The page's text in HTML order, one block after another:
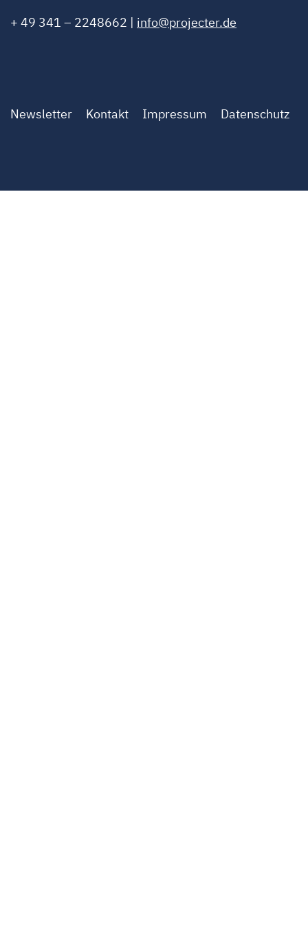
+ 49 341 – 2248662 | info@projecter.de
Newsletter Kontakt Impressum Datenschutz